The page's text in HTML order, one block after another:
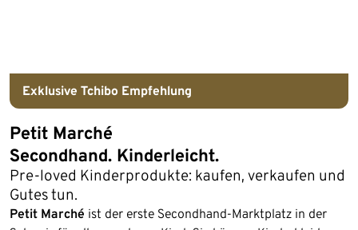
Exklusive Tchibo Empfehlung
Petit Marché
Secondhand. Kinderleicht.
Pre-loved Kinderprodukte: kaufen, verkaufen und
Gutes tun.
Petit Marché ist der erste Secondhand-Marktplatz in der